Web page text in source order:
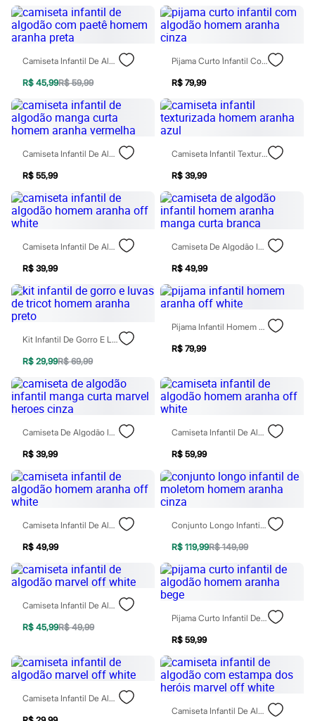
Saídas de praia
Personagens
Plus size
Blusas e Camisetas
Calças
Jeans
Moda esportiva
Shorts e Saias
Vestidos
Masculino
Em alta
Dia dos Pais
Inverno
Novidades
Roupas
Bermudas
Camisas
Camisetas e Regatas
Casacos e Jaquetas
Jeans
Polos
Acessórios
Bolsas e Mochilas
Chapéus e Bonés
Cintos
Óculos
Relógios
Calçados
Botas
Chinelos
Sapatos
Sandálias e Papetes
Tênis
Moda esportiva
Acessórios
Bermudas
Camisetas
Calçados
Regatas
Moda íntima
Cuecas
Meias
Pijamas
Moda praia
Plus size
Calças
Camisas
Casacos e Jaquetas
Jeans
Moda esportiva
Shorts e Bermudas
Camiseta Infantil De Algodão Com Paetê Homem Aranha Preta
R$ 45,99R$ 59,99
Pijama Curto Infantil Com Algodão Homem Aranha Cinza
R$ 79,99
Camiseta Infantil De Algodão Manga Curta Homem Aranha Vermelha
R$ 55,99
Camiseta Infantil Texturizada Homem Aranha Azul
R$ 39,99
Camiseta Infantil De Algodão Homem Aranha Off White
R$ 39,99
Camiseta De Algodão Infantil Homem Aranha Manga Curta Branca
R$ 49,99
Kit Infantil De Gorro E Luvas De Tricot Homem Aranha Preto
R$ 29,99R$ 69,99
Pijama Infantil Homem Aranha Off White
R$ 79,99
Camiseta De Algodão Infantil Manga Curta Marvel Heroes Cinza
R$ 39,99
Camiseta Infantil De Algodão Homem Aranha Off White
R$ 59,99
Camiseta Infantil De Algodão Homem Aranha Off White
R$ 49,99
Conjunto Longo Infantil De Moletom Homem Aranha Cinza
R$ 119,99R$ 149,99
Camiseta Infantil De Algodão Marvel Off White
R$ 45,99R$ 49,99
Pijama Curto Infantil De Algodão Homem Aranha Bege
R$ 59,99
Camiseta Infantil De Algodão Marvel Off White
Camiseta Infantil De Algodão Com Estampa Dos Heróis Marvel Off White